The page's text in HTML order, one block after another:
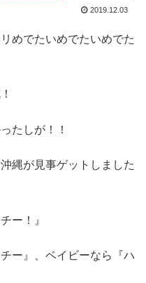
2019.12.03
めでたいめでたいめでた
たしが！！
縄が見事ゲットしました
ー！』
ー』、ベイビーなら『ハ